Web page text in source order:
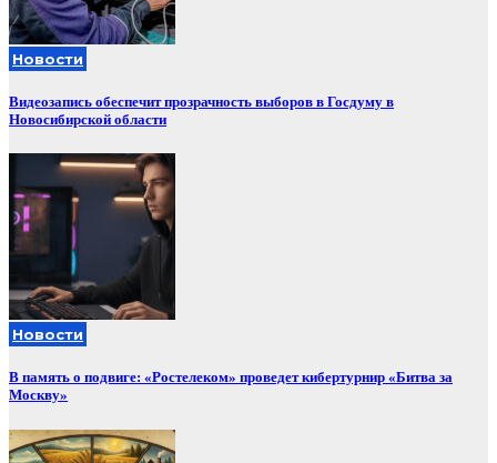
Новости
Видеозапись обеспечит прозрачность выборов в Госдуму в
Новосибирской области
Новости
В память о подвиге: «Ростелеком» проведет кибертурнир «Битва за
Москву»